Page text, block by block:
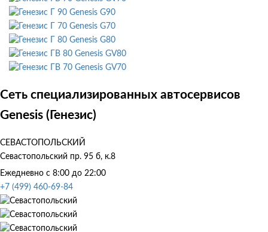
Genesis G90
Genesis G70
Genesis G80
Genesis GV80
Genesis GV70
Сеть специализированных автосервисов
Genesis (Генезис)
СЕВАСТОПОЛЬСКИЙ
Севастопольский пр. 95 б, к.8
Ежедневно с 8:00 до 22:00
+7 (499) 460-69-84